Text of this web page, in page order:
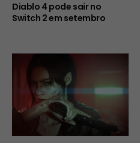
Diablo 4 pode sair no
Switch 2 em setembro